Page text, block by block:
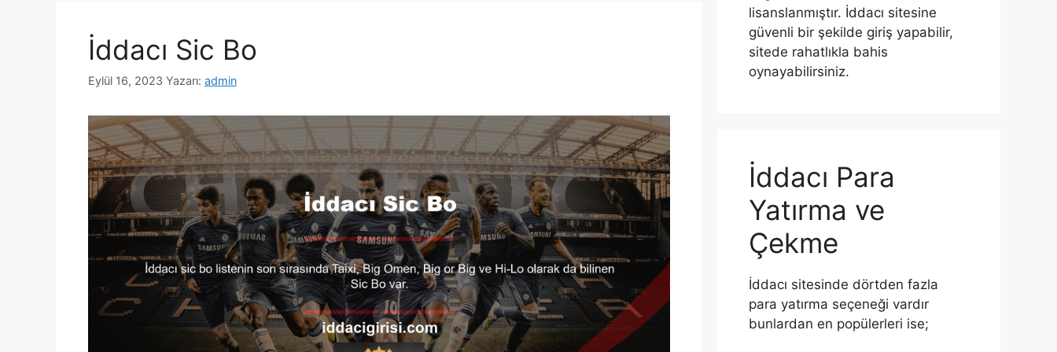
İddacı Sic Bo
Eylül 16, 2023 Yazarı: admin
lisanslanmıştır. İddacı sitesine
güvenli bir şekilde giriş yapabilir,
sitede rahatlıkla bahis
oynayabilirsiniz.
İddacı Para
Yatırma ve
Çekme
İddacı sitesinde dörtden fazla
para yatırma seçeneği vardır
bunlardan en popülerleri ise;